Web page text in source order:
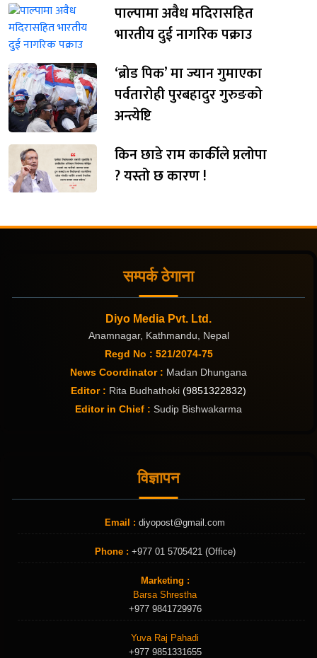
पाल्पामा अवैध मदिरासहित
भारतीय दुई नागरिक पक्राउ
‘ब्रोड पिक’ मा ज्यान गुमाएका
पर्वतारोही पुरबहादुर गुरुङको
अन्त्येष्टि
किन छाडे राम कार्कीले प्रलोपा
? यस्तो छ कारण !
सम्पर्क ठेगाना
Diyo Media Pvt. Ltd.
Anamnagar, Kathmandu, Nepal
Regd No : 521/2074-75
News Coordinator : Madan Dhungana
Editor : Rita Budhathoki (9851322832)
Editor in Chief : Sudip Bishwakarma
विज्ञापन
Email : diyopost@gmail.com
Phone : +977 01 5705421 (Office)
Marketing :
Barsa Shrestha
+977 9841729976
Yuva Raj Pahadi
+977 9851331655